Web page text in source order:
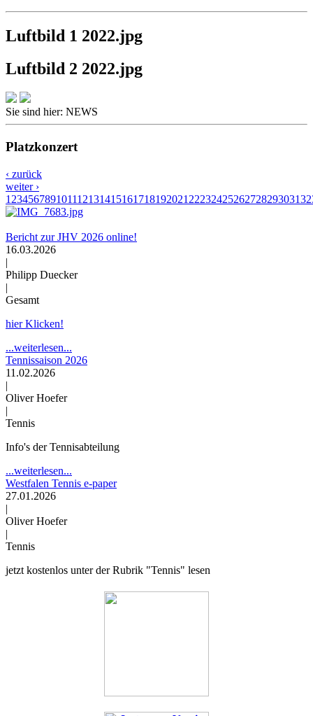
Luftbild 1 2022.jpg
Luftbild 2 2022.jpg
Sie sind hier: NEWS
Platzkonzert
‹ zurück
weiter ›
1 23456789101112131415161718192021 2223242526272829303132
Bericht zur JHV 2026 online!
16.03.2026
|
Philipp Duecker
|
Gesamt
hier Klicken!
...weiterlesen...
Tennissaison 2026
11.02.2026
|
Oliver Hoefer
|
Tennis
Info's der Tennisabteilung
...weiterlesen...
Westfalen Tennis e-paper
27.01.2026
|
Oliver Hoefer
|
Tennis
jetzt kostenlos unter der Rubrik "Tennis" lesen